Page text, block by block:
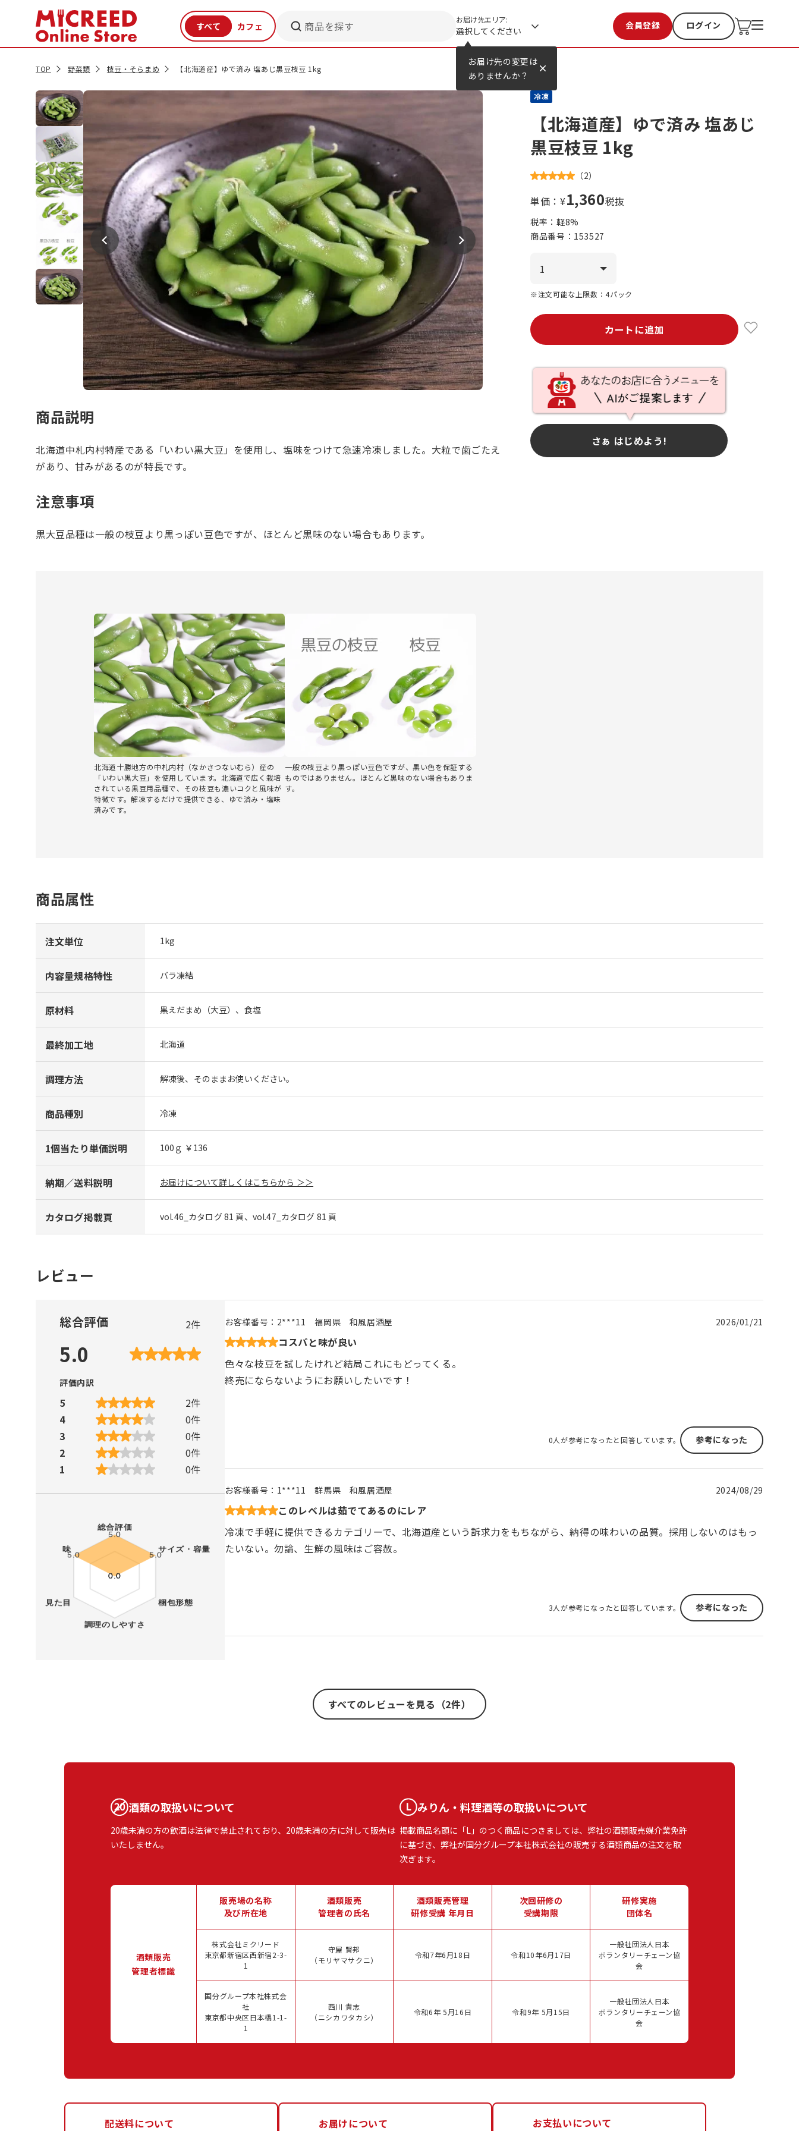
お届け先の変更は
ありませんか？
商品を探す お届け先エリア:
選択してください 会員登録 ログイン
お気に入り 過去購入
TOP 野菜類 枝豆・そらまめ 【北海道産】ゆで済み 塩あじ黒豆枝豆 1kg
冷凍
【北海道産】ゆで済み 塩あじ
黒豆枝豆 1kg
（2）
単価：¥1,360税抜
税率：軽8%
商品番号： 153527
※注文可能な上限数：4パック
カートに追加
さぁ はじめよう!
商品説明
北海道中札内村特産である「いわい黒大豆」を使用し、塩味をつけて急速冷凍しました。大粒で歯ごたえ
があり、甘みがあるのが特長です。
注意事項
黒大豆品種は一般の枝豆より黒っぽい豆色ですが、ほとんど黒味のない場合もあります。
北海道十勝地方の中札内村（なかさつないむら）産の
「いわい黒大豆」を使用しています。北海道で広く栽培
されている黒豆用品種で、その枝豆も濃いコクと風味が
特徴です。解凍するだけで提供できる、ゆで済み・塩味
済みです。
一般の枝豆より黒っぽい豆色ですが、黒い色を保証する
ものではありません。ほとんど黒味のない場合もありま
す。
商品属性
注文単位 1kg
内容量規格特性 バラ凍結
原材料 黒えだまめ（大豆）、食塩
最終加工地 北海道
調理方法 解凍後、そのままお使いください。
商品種別 冷凍
1個当たり単価説明 100ｇ ￥136
納期／送料説明 お届けについて詳しくはこちらから ＞＞
カタログ掲載頁 vol.46_カタログ 81 頁、vol.47_カタログ 81 頁
レビュー
総合評価 2件
5.0
評価内訳
5 2件
4
0件
3
0件
2
0件
1
0件
お客様番号： 2***11 福岡県 和風居酒屋 2026/01/21
コスパと味が良い
色々な枝豆を試したけれど結局これにもどってくる。
終売にならないようにお願いしたいです！
0人が参考になったと回答しています。 参考になった
お客様番号： 1***11 群馬県 和風居酒屋 2024/08/29
このレベルは茹でてあるのにレア
冷凍で手軽に提供できるカテゴリーで、北海道産という訴求力をもちながら、納得の味わいの品質。採用しないのはもっ
たいない。勿論、生鮮の風味はご容赦。
3人が参考になったと回答しています。 参考になった
すべてのレビューを見る（2件）
酒類の取扱いについて
20歳未満の方の飲酒は法律で禁止されており、20歳未満の方に対して販売は
いたしません。
みりん・料理酒等の取扱いについて
掲載商品名頭に「L」のつく商品につきましては、弊社の酒類販売媒介業免許
に基づき、弊社が国分グループ本社株式会社の販売する酒類商品の注文を取
次ぎます。
酒類販売
管理者標識
販売場の名称
及び所在地
酒類販売
管理者の氏名
酒類販売管理
研修受講 年月日
次回研修の
受講期限
研修実施
団体名
株式会社ミクリード
東京都新宿区西新宿2-3-
1
守屋 賢邦
（モリヤマサクニ）
令和7年6月18日 令和10年6月17日
一般社団法人日本
ボランタリーチェーン協
会
国分グループ本社株式会
社
東京都中央区日本橋1-1-
1
西川 貴志
（ニシカワタカシ）
令和6年 5月16日 令和9年 5月15日
一般社団法人日本
ボランタリーチェーン協
会
配送料について お届けについて お支払いについて